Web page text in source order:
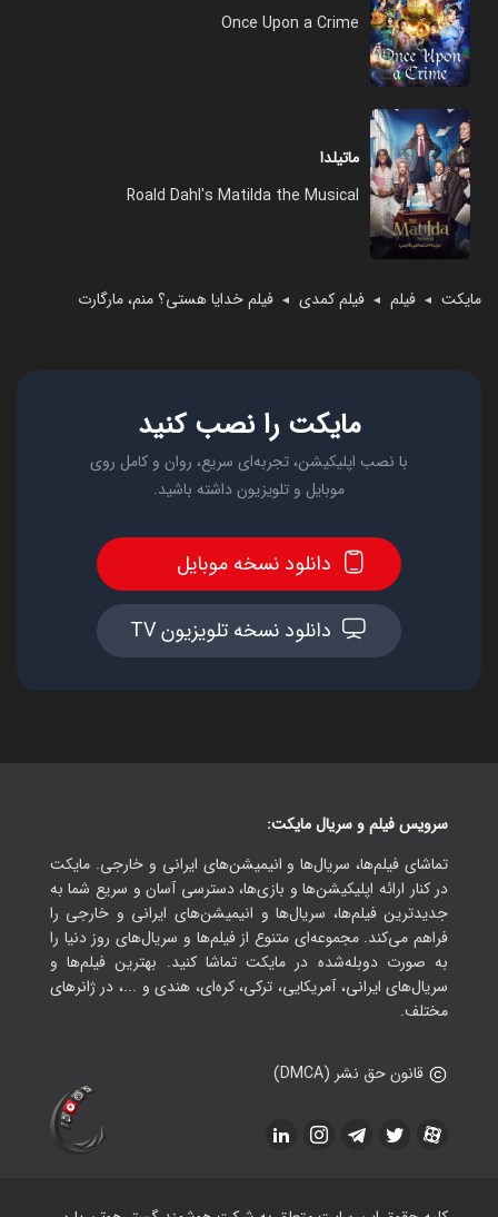
مایکت ◄ فیلم ◄ فیلم کمدی ◄ فیلم خدایا هستی؟ منم، مارگارت
Once Upon a Crime
ماتیلدا
Roald Dahl's Matilda the Musical
مایکت را نصب کنید
با نصب اپلیکیشن، تجربه‌ای سریع، روان و کامل روی
موبایل و تلویزیون داشته باشید.
دانلود نسخه موبایل
دانلود نسخه تلویزیون TV
سرویس فیلم و سریال مایکت:
تماشای فیلم‌ها، سریال‌ها و انیمیشن‌های ایرانی و خارجی. مایکت
در کنار ارائه اپلیکیشن‌ها و بازی‌ها، دسترسی آسان و سریع شما به
جدیدترین فیلم‌ها، سریال‌ها و انیمیشن‌های ایرانی و خارجی را
فراهم می‌کند. مجموعه‌ای متنوع از فیلم‌ها و سریال‌های روز دنیا را
به صورت دوبله‌شده در مایکت تماشا کنید. بهترین فیلم‌ها و
سریال‌های ایرانی، آمریکایی، ترکی، کره‌ای، هندی و ...، در ژانرهای
مختلف.
قانون حق نشر (DMCA)